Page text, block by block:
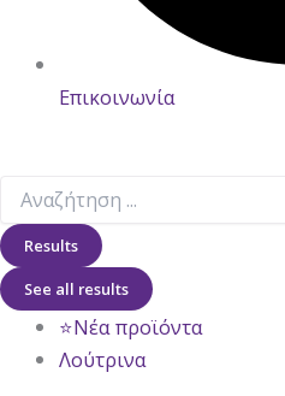
Επικοινωνία
Results
See all results
⭐Νέα προϊόντα
Λούτρινα